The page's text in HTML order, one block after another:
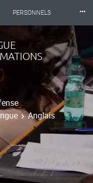
PERSONNELS
BIBLIOTHÈQUES
⸱⸱⸱
Anglais